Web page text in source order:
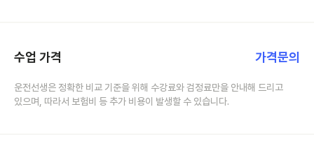
수업 가격 가격문의
운전선생은 정확한 비교 기준을 위해 수강료와 검정료만을 안내해 드리고
있으며, 따라서 보험비 등 추가 비용이 발생할 수 있습니다.